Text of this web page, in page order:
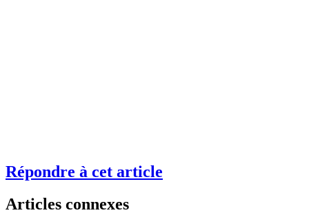
Répondre à cet article
Articles connexes